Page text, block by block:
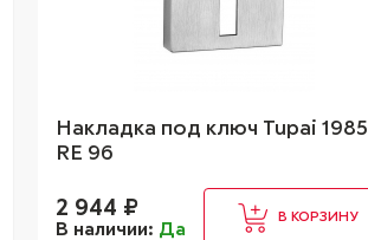
Накладка под ключ Tupai 1985
RE 96
2 944 ₽
В наличии: Да
В КОРЗИНУ